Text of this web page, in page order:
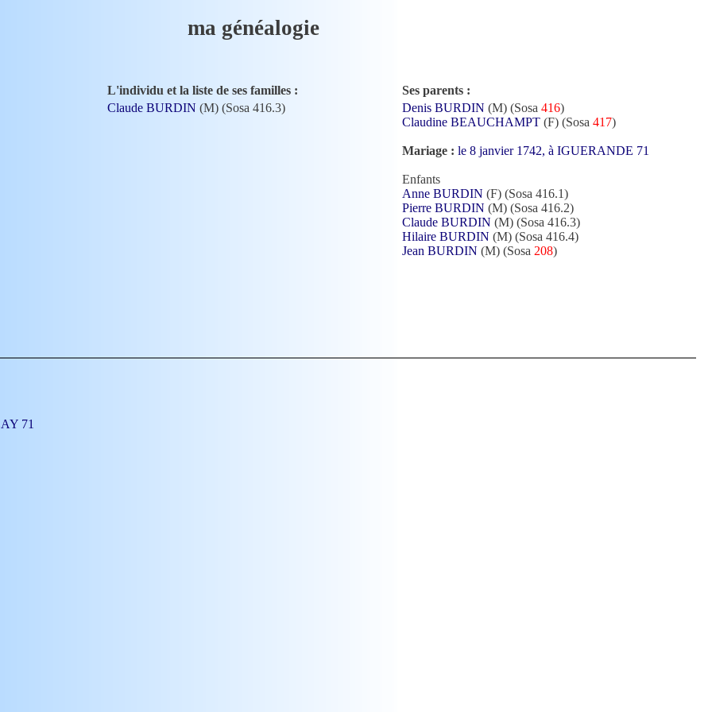
ma généalogie
L'individu et la liste de ses familles :
Ses parents :
Claude BURDIN (M) (Sosa 416.3) Denis BURDIN (M) (Sosa 416)
Claudine BEAUCHAMPT (F) (Sosa 417)
Mariage : le 8 janvier 1742, à IGUERANDE 71
Enfants
Anne BURDIN (F) (Sosa 416.1)
Pierre BURDIN (M) (Sosa 416.2)
Claude BURDIN (M) (Sosa 416.3)
Hilaire BURDIN (M) (Sosa 416.4)
Jean BURDIN (M) (Sosa 208)
71